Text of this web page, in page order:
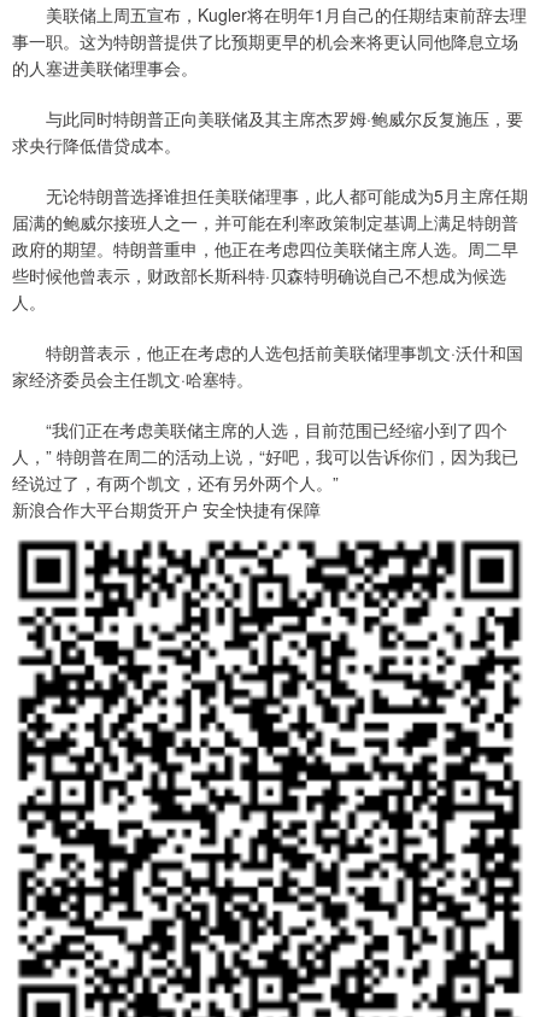
美联储上周五宣布，Kugler将在明年1月自己的任期结束前辞去理
事一职。这为特朗普提供了比预期更早的机会来将更认同他降息立场
的人塞进美联储理事会。
与此同时特朗普正向美联储及其主席杰罗姆·鲍威尔反复施压，要
求央行降低借贷成本。
无论特朗普选择谁担任美联储理事，此人都可能成为5月主席任期
届满的鲍威尔接班人之一，并可能在利率政策制定基调上满足特朗普
政府的期望。特朗普重申，他正在考虑四位美联储主席人选。周二早
些时候他曾表示，财政部长斯科特·贝森特明确说自己不想成为候选
人。
特朗普表示，他正在考虑的人选包括前美联储理事凯文·沃什和国
家经济委员会主任凯文·哈塞特。
“我们正在考虑美联储主席的人选，目前范围已经缩小到了四个
人，” 特朗普在周二的活动上说，“好吧，我可以告诉你们，因为我已
经说过了，有两个凯文，还有另外两个人。”
新浪合作大平台期货开户 安全快捷有保障